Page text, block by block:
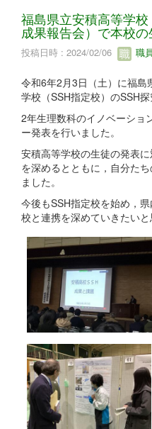
福島県立安積高等学
成果報告会）で本校
投稿日時 : 2024/02/06 職
令和6年2月3日（土）に福
学校（SSH指定校）のSSH
2年生理数科のイノベーシ
ー発表を行いました。
安積高等学校の生徒の発表
を深めるとともに，自分た
ました。
今後もSSH指定校を始め，
校と連携を深めていきたいと